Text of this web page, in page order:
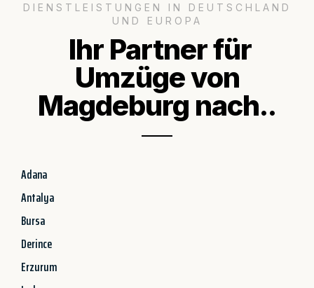
DIENSTLEISTUNGEN IN DEUTSCHLAND
UND EUROPA
Ihr Partner für
Umzüge von
Magdeburg nach..
Adana
Antalya
Bursa
Derince
Erzurum